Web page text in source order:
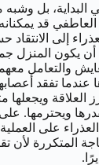
بل
قد
إلى الانتقاد
أن يكون
والتعامل
عندما تفقد
العلاقة
ويحترمها.
على
المتكررة